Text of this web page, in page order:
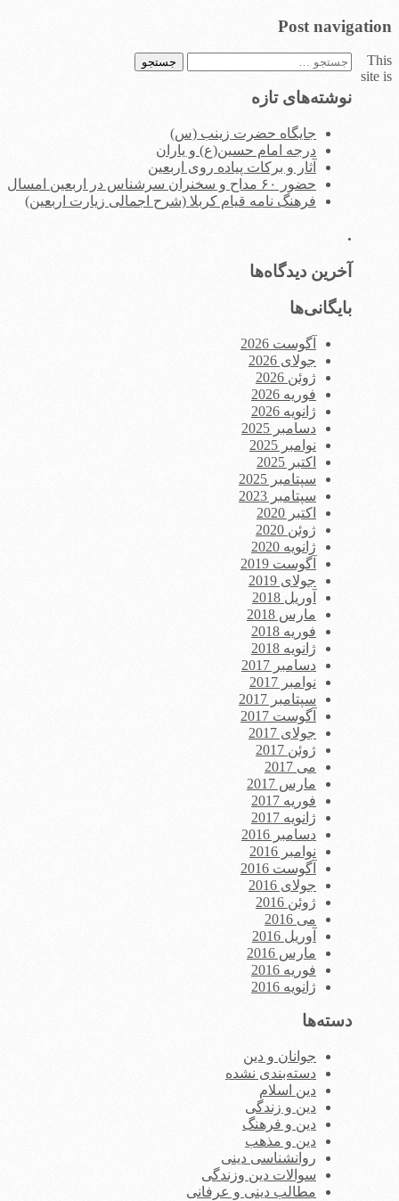
Post navigation
جستجو
نوشته‌های تازه
جایگاه حضرت زینب (س)
درجه امام حسین(ع) و یاران
آثار و برکات پیاده روی اربعین
حضور ۶۰ مداح و سخنران سرشناس در اربعین امسال
فرهنگ نامه قیام کربلا (شرح اجمالی زیارت اربعین)
.
آخرین دیدگاه‌ها
بایگانی‌ها
آگوست 2026
جولای 2026
ژوئن 2026
فوریه 2026
ژانویه 2026
دسامبر 2025
نوامبر 2025
اکتبر 2025
سپتامبر 2025
سپتامبر 2023
اکتبر 2020
ژوئن 2020
ژانویه 2020
آگوست 2019
جولای 2019
آوریل 2018
مارس 2018
فوریه 2018
ژانویه 2018
دسامبر 2017
نوامبر 2017
سپتامبر 2017
آگوست 2017
جولای 2017
ژوئن 2017
می 2017
مارس 2017
فوریه 2017
ژانویه 2017
دسامبر 2016
نوامبر 2016
آگوست 2016
جولای 2016
ژوئن 2016
می 2016
آوریل 2016
مارس 2016
فوریه 2016
ژانویه 2016
دسته‌ها
جوانان و دین
دسته‌بندی نشده
دین اسلام
دین و زندگی
دین و فرهنگ
دین و مذهب
روانشناسی دینی
سوالات دین وزندگی
مطالب دینی و عرفانی
This
site is